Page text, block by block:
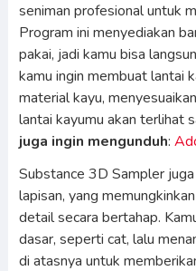
seniman profesional untuk
Program ini menyediakan
pakai, jadi kamu bisa
kamu ingin membuat lantai
material kayu,
lantai kayumu akan terlihat
juga ingin mengunduh:
Substance 3D Sampler
lapisan, yang
detail secara bertahap.
dasar, seperti cat, lalu
di atasnya untuk